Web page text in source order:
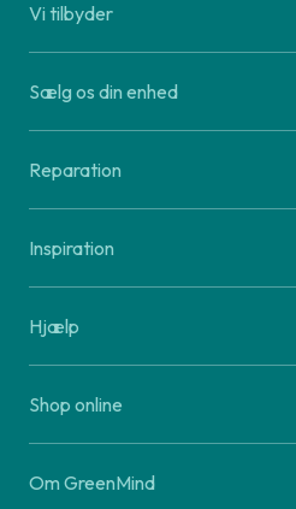
Vi tilbyder
Sælg os din enhed
Reparation
Inspiration
Hjælp
Shop online
Om GreenMind